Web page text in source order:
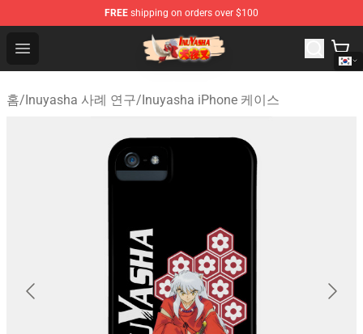
FREE shipping on orders over $100
Open menu
Inuyasha Store - Official Inuyasha Merchandise Shop
홈/Inuyasha 사례 연구/Inuyasha iPhone 케이스